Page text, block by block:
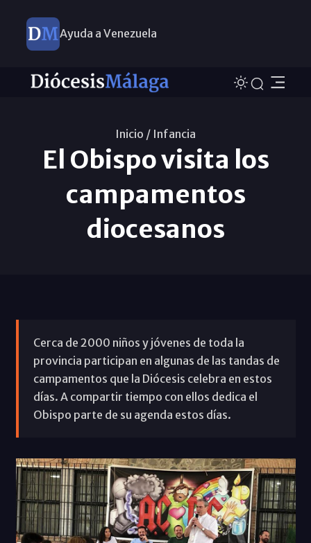
Ayuda a Venezuela
Inicio / Infancia
El Obispo visita los
campamentos
diocesanos
Cerca de 2000 niños y jóvenes de toda la
provincia participan en algunas de las tandas de
campamentos que la Diócesis celebra en estos
días. A compartir tiempo con ellos dedica el
Obispo parte de su agenda estos días.